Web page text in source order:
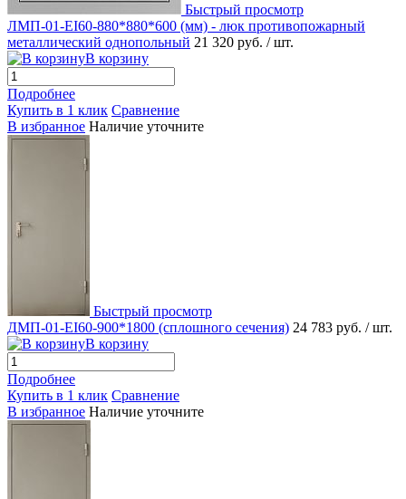
Быстрый просмотр
ЛМП-01-EI60-880*880*600 (мм) - люк противопожарный
металлический однопольный 21 320 руб. / шт.
В корзину
Подробнее
Купить в 1 клик Сравнение
В избранное Наличие уточните
Быстрый просмотр
ДМП-01-EI60-900*1800 (сплошного сечения) 24 783 руб. / шт.
В корзину
Подробнее
Купить в 1 клик Сравнение
В избранное Наличие уточните